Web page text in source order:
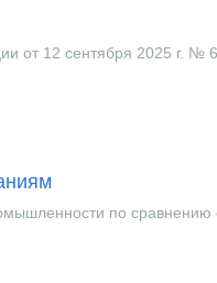
от 12 сентября 2025 г. №
по сравнению